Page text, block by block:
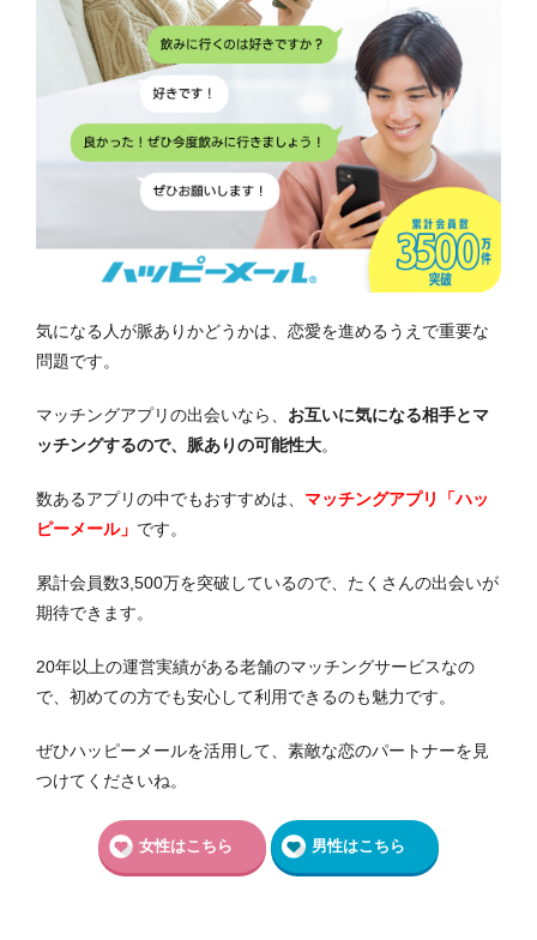
気になる人が脈ありかどうかは、恋愛を進めるうえで重要な
問題です。
マッチングアプリの出会いなら、 お互いに気になる相手とマ
ッチングするので、脈ありの可能性大。
数あるアプリの中でもおすすめは、 マッチングアプリ「ハッ
ピーメール」 です。
累計会員数3,500万を突破しているので、たくさんの出会いが
期待できます。
20年以上の運営実績がある老舗のマッチングサービスなの
で、初めての方でも安心して利用できるのも魅力です。
ぜひハッピーメールを活用して、素敵な恋のパートナーを見
つけてくださいね。
女性はこちら 男性はこちら